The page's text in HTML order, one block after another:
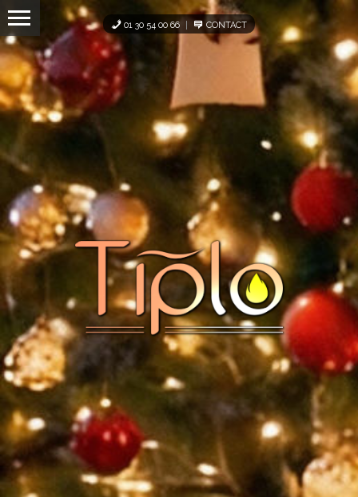
Panneau de gestion des cookies
01 30 54 00 66 CONTACT